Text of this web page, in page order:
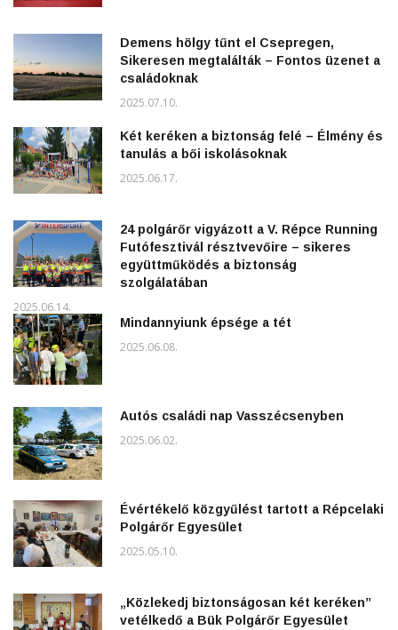
Demens hölgy tűnt el Csepregen,
Sikeresen megtalálták – Fontos üzenet a
családoknak
2025.07.10.
Két keréken a biztonság felé – Élmény és
tanulás a bői iskolásoknak
2025.06.17.
24 polgárőr vigyázott a V. Répce Running
Futófesztivál résztvevőire – sikeres
együttműködés a biztonság
szolgálatában
2025.06.14.
Mindannyiunk épsége a tét
2025.06.08.
Autós családi nap Vasszécsenyben
2025.06.02.
Évértékelő közgyűlést tartott a Répcelaki
Polgárőr Egyesület
2025.05.10.
„Közlekedj biztonságosan két keréken”
vetélkedő a Bük Polgárőr Egyesület